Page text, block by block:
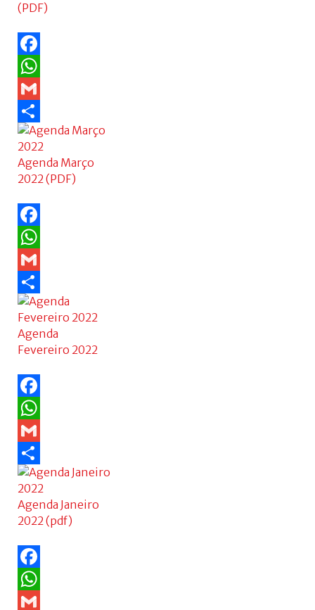
(PDF)
Facebook
WhatsApp
Gmail
Share
Agenda Março
2022 (PDF)
Facebook
WhatsApp
Gmail
Share
Agenda
Fevereiro 2022
Facebook
WhatsApp
Gmail
Share
Agenda Janeiro
2022 (pdf)
Facebook
WhatsApp